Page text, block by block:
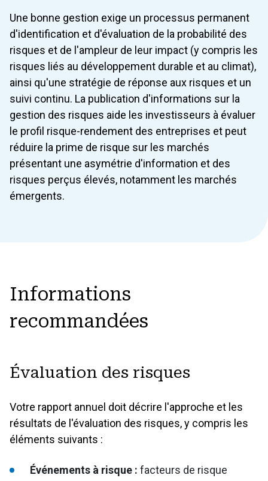
Une bonne gestion exige un processus permanent
d'identification et d'évaluation de la probabilité des
risques et de l'ampleur de leur impact (y compris les
risques liés au développement durable et au climat),
ainsi qu'une stratégie de réponse aux risques et un
suivi continu. La publication d'informations sur la
gestion des risques aide les investisseurs à évaluer
le profil risque-rendement des entreprises et peut
réduire la prime de risque sur les marchés
présentant une asymétrie d'information et des
risques perçus élevés, notamment les marchés
émergents.
Informations
recommandées
Évaluation des risques
Votre rapport annuel doit décrire l'approche et les
résultats de l'évaluation des risques, y compris les
éléments suivants :
Événements à risque : facteurs de risque